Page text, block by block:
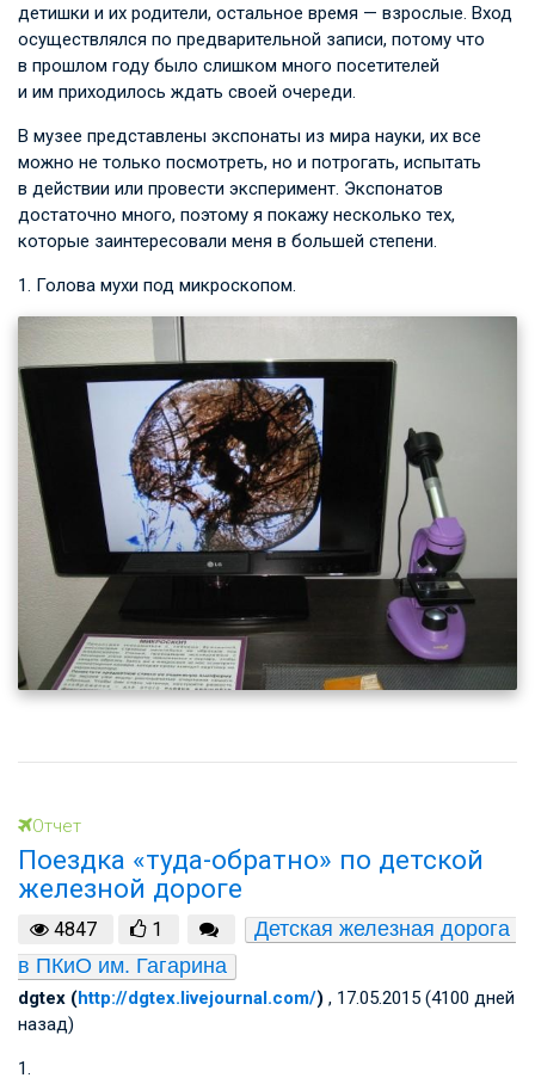
детишки и их родители, остальное время — взрослые. Вход
осуществлялся по предварительной записи, потому что
в прошлом году было слишком много посетителей
и им приходилось ждать своей очереди.
В музее представлены экспонаты из мира науки, их все
можно не только посмотреть, но и потрогать, испытать
в действии или провести эксперимент. Экспонатов
достаточно много, поэтому я покажу несколько тех,
которые заинтересовали меня в большей степени.
1. Голова мухи под микроскопом.
Отчет
Поездка «туда-обратно» по детской
железной дороге
4847 1
Детская железная дорога
в ПКиО им. Гагарина
dgtex (http://dgtex.livejournal.com/) , 17.05.2015 (4100 дней
назад)
1.